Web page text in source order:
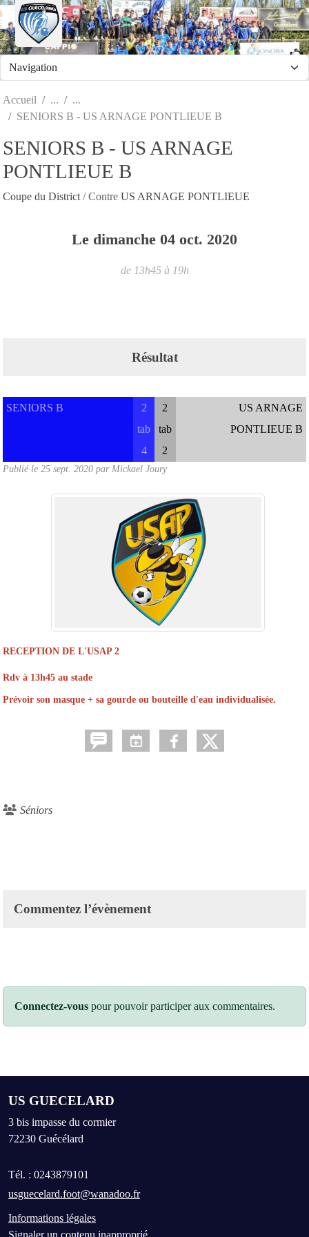
Accueil
SENIORS B - US ARNAGE PONTLIEUE B
SENIORS B - US ARNAGE
PONTLIEUE B
Coupe du District / Contre US ARNAGE PONTLIEUE
Le dimanche 04 oct. 2020
de 13h45 à 19h
Résultat
SENIORS B
2
tab
4
2
tab
2
US ARNAGE
PONTLIEUE B
Publié le 25 sept. 2020 par Mickael Joury
RECEPTION DE L'USAP 2
Rdv à 13h45 au stade
Prévoir son masque + sa gourde ou bouteille d'eau individualisée.
Séniors
Commentez l’évènement
Connectez-vous pour pouvoir participer aux commentaires.
US GUECELARD
3 bis impasse du cormier
72230 Guécélard
Tél. : 0243879101
usguecelard.foot@wanadoo.fr
Informations légales
Signaler un contenu inapproprié
Panneau de gestion des cookies